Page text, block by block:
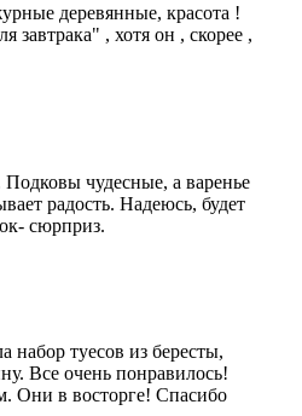
деревянные, красота !
завтрака" , хотя он , скорее ,
чудесные, а варенье
радость. Надеюсь, будет
сюрприз.
набор туесов из бересты,
Все очень понравилось!
Они в восторге! Спасибо